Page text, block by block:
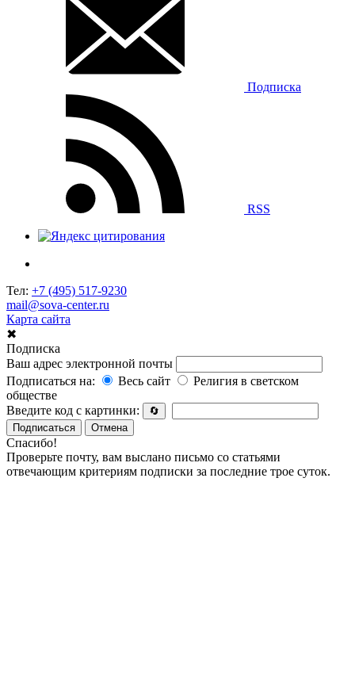
Подписка
RSS
Тел: +7 (495) 517-9230
mail@sova-center.ru
Карта сайта
✖
Подписка
Ваш адрес электронной почты
Подписаться на:
Весь сайт
Религия в светском
обществе
Введите код с картинки:
🔄
Подписаться
Отмена
Спасибо!
Проверьте почту, вам выслано письмо со статьями
отвечающим критериям подписки за последние трое суток.